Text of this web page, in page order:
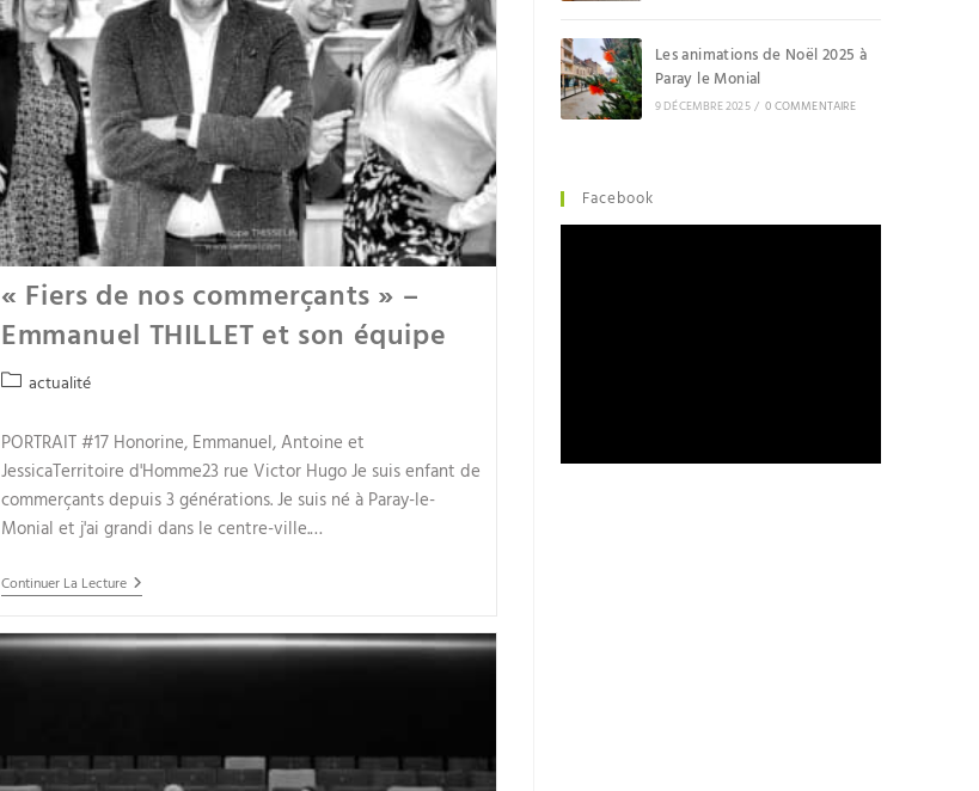
« Fiers de nos commerçants » –
Emmanuel THILLET et son équipe
actualité
PORTRAIT #17 Honorine, Emmanuel, Antoine et
JessicaTerritoire d'Homme23 rue Victor Hugo Je suis enfant de
commerçants depuis 3 générations. Je suis né à Paray-le-
Monial et j'ai grandi dans le centre-ville.…
Continuer La Lecture
Les animations de Noël 2025 à
Paray le Monial
9 DÉCEMBRE 2025 / 0 COMMENTAIRE
Facebook